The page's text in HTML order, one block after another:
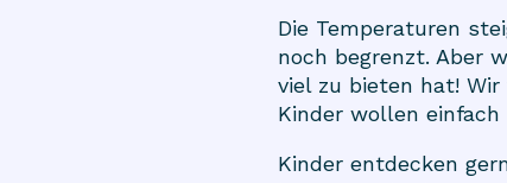
Die Temperaturen
noch begrenzt. Aber
viel zu bieten hat!
Kinder wollen
Kinder entdecken